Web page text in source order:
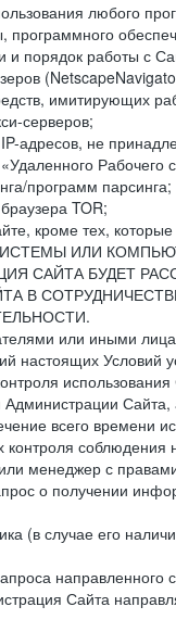
любого
программного
порядок работы с
имитирующих
серверов;
адресов, не
Рабочего
программ парсинга;
TOR;
кроме тех,
ИЛИ
САЙТА БУДЕТ
В
или иными
настоящих Условий
всего времени
менеджер с
о получении
(в случае его
направленного
Сайта